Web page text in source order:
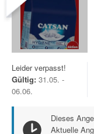
Leider verpasst!
Gültig: 31.05. -
06.06.
Dieses
Aktuelle